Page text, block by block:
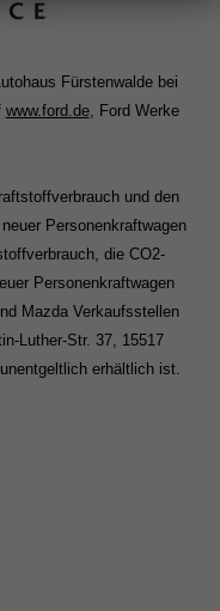
Fürstenwalde bei
www.ford.de, Ford Werke
und den
Personenkraftwagen
die CO2-
Personenkraftwagen
Mazda Verkaufsstellen
Luther-Str. 37, 15517
erhältlich ist.